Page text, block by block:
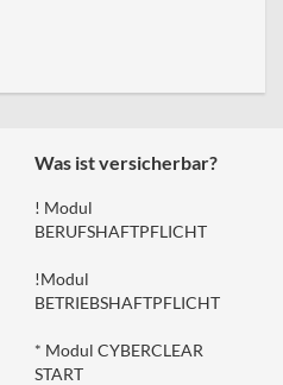
Was ist versicherbar?
! Modul
BERUFSHAFTPFLICHT
!Modul
BETRIEBSHAFTPFLICHT
* Modul CYBERCLEAR
START